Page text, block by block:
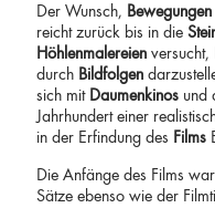
Der Wunsch,
reicht zurück bis in die
Höhlenmalereien versucht,
durch Bildfolgen
sich mit Daumenkinos und
Jahrhundert einer
in der Erfindung des Films
Die Anfänge des Films
Sätze ebenso wie der